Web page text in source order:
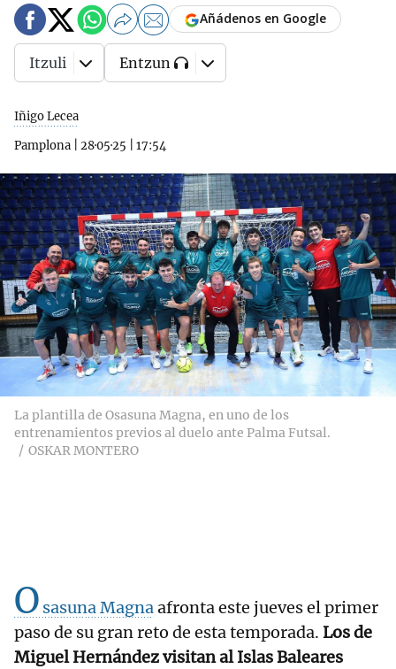
Iñigo Lecea
Pamplona
28·05·25 17:54
Añádenos en Google
Itzuli Entzun
La plantilla de Osasuna Magna, en uno de los
entrenamientos previos al duelo ante Palma Futsal.
OSKAR MONTERO
O sasuna Magnaafronta este jueves el primer
paso de su gran reto de esta temporada. Los de
Miguel Hernández visitan al Islas Baleares